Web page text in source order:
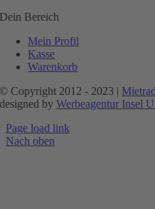
Dein Bereich
Mein Profil
Kasse
Warenkorb
© Copyright 2012 - 2023 |
designed byWerbeagentur Insel
Page load link
Nach oben